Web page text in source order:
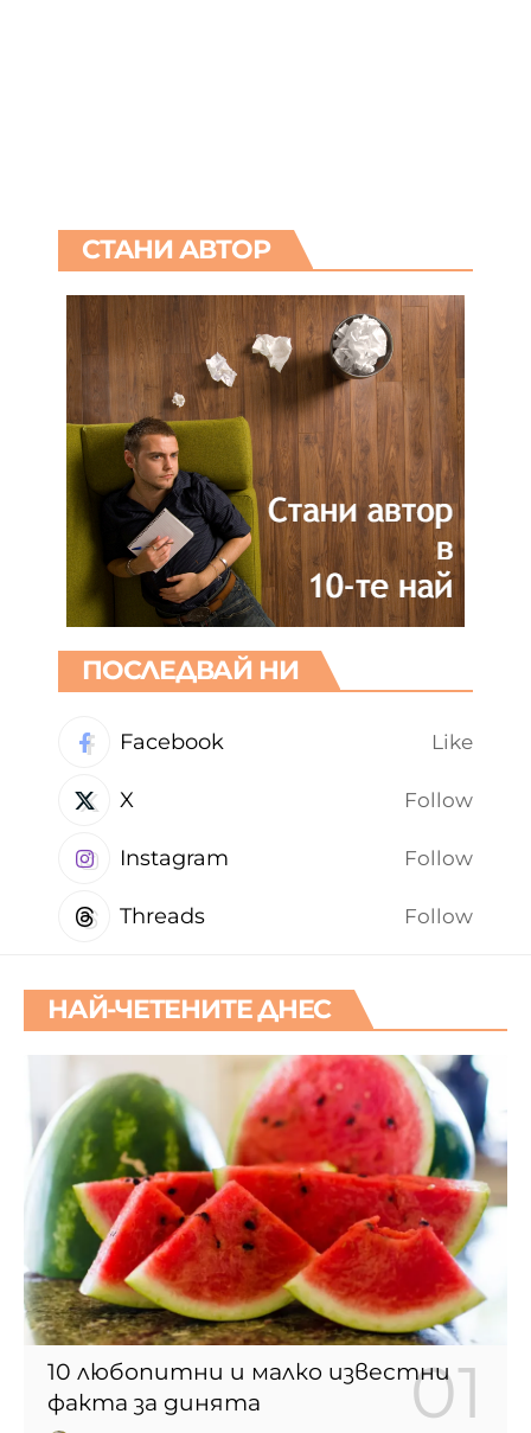
СТАНИ АВТОР
ПОСЛЕДВАЙ НИ
Facebook Like
X Follow
Instagram Follow
Threads Follow
НАЙ-ЧЕТЕНИТЕ ДНЕС
10 любопитни и малко известни
факта за динята